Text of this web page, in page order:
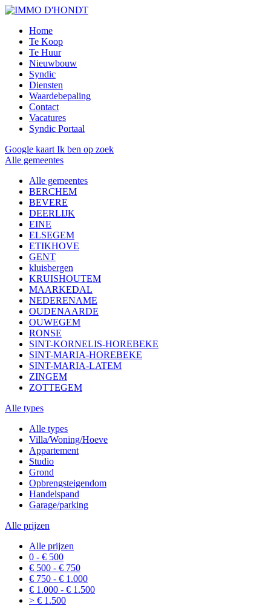
Home
Te Koop
Te Huur
Nieuwbouw
Syndic
Diensten
Waardebepaling
Contact
Vacatures
Syndic Portaal
Google kaart Ik ben op zoek
Alle gemeentes
Alle gemeentes
BERCHEM
BEVERE
DEERLIJK
EINE
ELSEGEM
ETIKHOVE
GENT
kluisbergen
KRUISHOUTEM
MAARKEDAL
NEDERENAME
OUDENAARDE
OUWEGEM
RONSE
SINT-KORNELIS-HOREBEKE
SINT-MARIA-HOREBEKE
SINT-MARIA-LATEM
ZINGEM
ZOTTEGEM
Alle types
Alle types
Villa/Woning/Hoeve
Appartement
Studio
Grond
Opbrengsteigendom
Handelspand
Garage/parking
Alle prijzen
Alle prijzen
0 - € 500
€ 500 - € 750
€ 750 - € 1.000
€ 1.000 - € 1.500
> € 1.500